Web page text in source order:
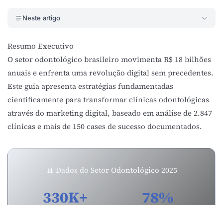
Neste artigo
Resumo Executivo
O setor odontológico brasileiro movimenta R$ 18 bilhões
anuais e enfrenta uma revolução digital sem precedentes.
Este guia apresenta estratégias fundamentadas
cientificamente para transformar clínicas odontológicas
através do marketing digital, baseado em análise de 2.847
clínicas e mais de 150 cases de sucesso documentados.
📊 Dados do Setor Odontológico 2025
330K+ 78%